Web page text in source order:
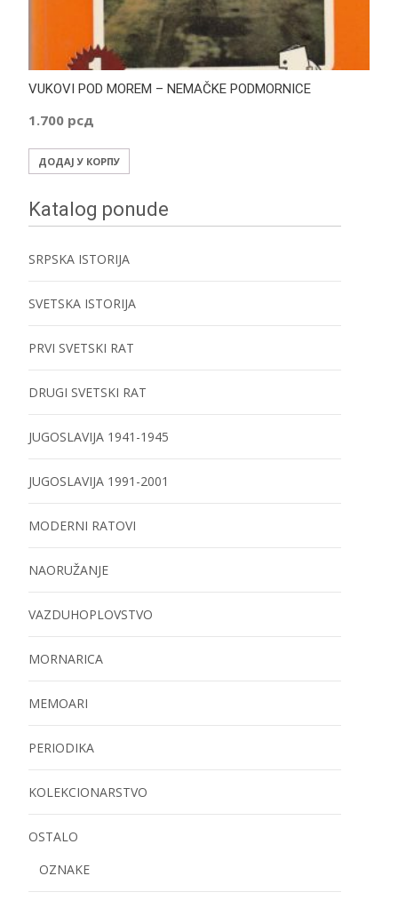
VUKOVI POD MOREM – NEMAČKE PODMORNICE
1.700 рсд
ДОДАЈ У КОРПУ
Katalog ponude
SRPSKA ISTORIJA
SVETSKA ISTORIJA
PRVI SVETSKI RAT
DRUGI SVETSKI RAT
JUGOSLAVIJA 1941-1945
JUGOSLAVIJA 1991-2001
MODERNI RATOVI
NAORUŽANJE
VAZDUHOPLOVSTVO
MORNARICA
MEMOARI
PERIODIKA
KOLEKCIONARSTVO
OSTALO
OZNAKE